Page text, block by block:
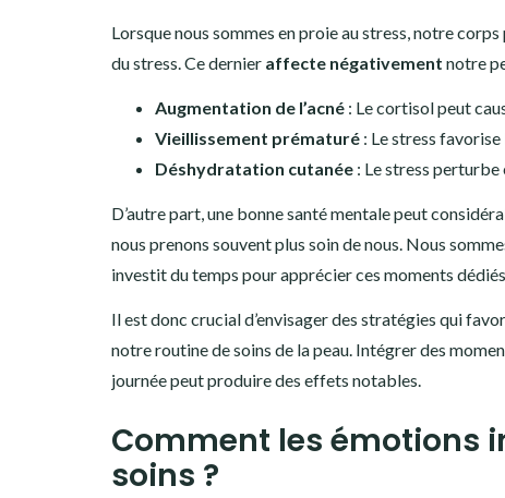
Lorsque nous sommes en proie au stress, notre
du stress. Ce dernier affecte négativement notre
Augmentation de l’acné : Le cortisol peut
Vieillissement prématuré : Le stress
Déshydratation cutanée : Le stress perturbe
D’autre part, une bonne santé mentale peut
nous prenons souvent plus soin de nous. Nous
investit du temps pour apprécier ces moments
Il est donc crucial d’envisager des stratégies qui
notre routine de soins de la peau. Intégrer des
journée peut produire des effets notables.
Comment les émotions
soins ?